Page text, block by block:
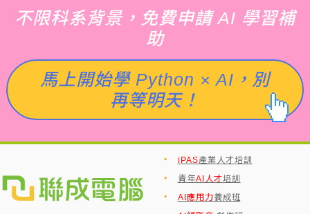
不限科系背景，免費申請 AI 學習補
助
馬上開始學 Python × AI，別
再等明天！
‧ iPAS產業人才培訓
‧ 青年AI人才培訓
‧ AI應用力養成班